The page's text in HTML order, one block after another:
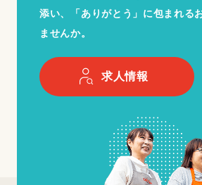
添い、「ありがとう」に包まれる
ませんか。
求人情報